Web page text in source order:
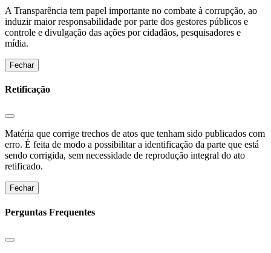
A Transparência tem papel importante no combate à corrupção, ao
induzir maior responsabilidade por parte dos gestores públicos e
controle e divulgação das ações por cidadãos, pesquisadores e
mídia.
Fechar
Retificação
Matéria que corrige trechos de atos que tenham sido publicados com
erro. É feita de modo a possibilitar a identificação da parte que está
sendo corrigida, sem necessidade de reprodução integral do ato
retificado.
Fechar
Perguntas Frequentes